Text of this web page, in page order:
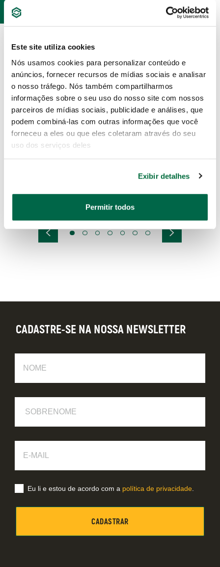
Este site utiliza cookies
Nós usamos cookies para personalizar conteúdo e
anúncios, fornecer recursos de mídias sociais e analisar
o nosso tráfego. Nós também compartilharmos
informações sobre o seu uso do nosso site com nossos
parceiros de mídias sociais, publicidade e análises, que
podem combiná-las com outras informações que você
forneceu a eles ou que eles coletaram através do seu
uso dos serviços deles
Exibir detalhes
Permitir todos
RELACIONADOS
Jogo Soquete 3/8" Chaves
e - Torx® 3/8" com 35
ST09505SJ
CADASTRE-SE NA NOSSA NEWSLETTER
Mail
Eu li e estou de acordo com a política de privacidade